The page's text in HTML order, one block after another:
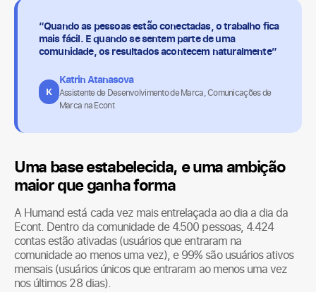
“Quando as pessoas estão conectadas, o trabalho fica
mais fácil. E quando se sentem parte de uma
comunidade, os resultados acontecem naturalmente”
K
Katrin Atanasova
Assistente de Desenvolvimento de Marca, Comunicações de
Marca na Econt
Uma base estabelecida, e uma ambição
maior que ganha forma
A Humand está cada vez mais entrelaçada ao dia a dia da
Econt. Dentro da comunidade de 4.500 pessoas, 4.424
contas estão ativadas (usuários que entraram na
comunidade ao menos uma vez), e 99% são usuários ativos
mensais (usuários únicos que entraram ao menos uma vez
nos últimos 28 dias).